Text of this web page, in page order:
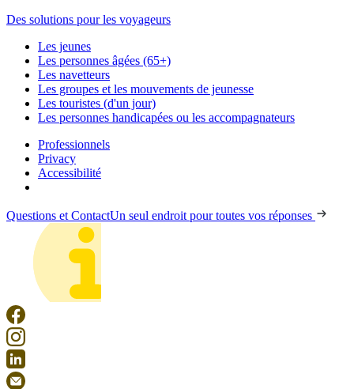
Des solutions pour les voyageurs
Les jeunes
Les personnes âgées (65+)
Les navetteurs
Les groupes et les mouvements de jeunesse
Les touristes (d'un jour)
Les personnes handicapées ou les accompagnateurs
Professionnels
Privacy
Accessibilité
Questions et ContactUn seul endroit pour toutes vos réponses